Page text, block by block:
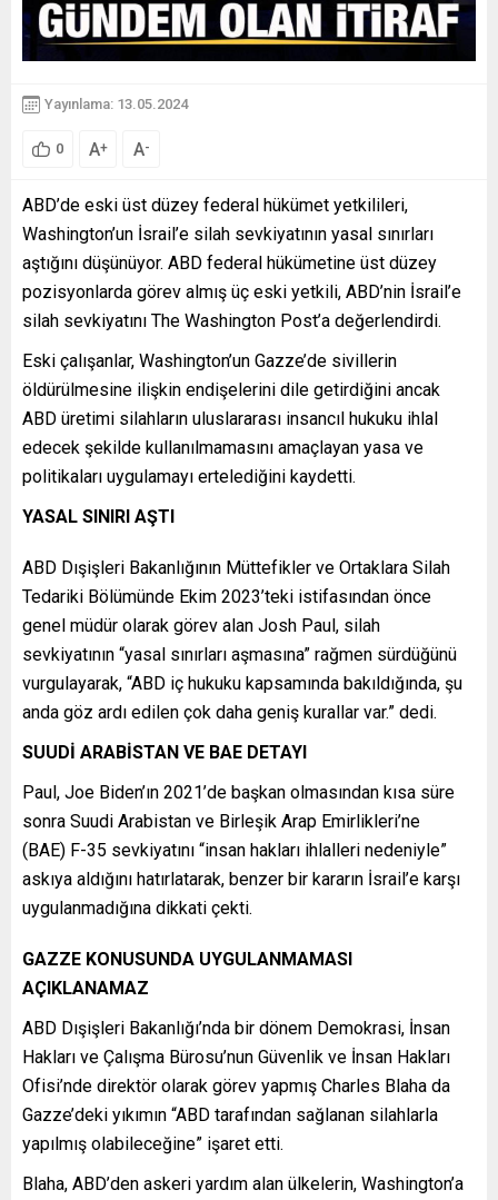
Yayınlama: 13.05.2024
0 A+ A-
ABD’de eski üst düzey federal hükümet yetkilileri,
Washington’un İsrail’e silah sevkiyatının yasal sınırları
aştığını düşünüyor. ABD federal hükümetine üst düzey
pozisyonlarda görev almış üç eski yetkili, ABD’nin İsrail’e
silah sevkiyatını The Washington Post’a değerlendirdi.
Eski çalışanlar, Washington’un Gazze’de sivillerin
öldürülmesine ilişkin endişelerini dile getirdiğini ancak
ABD üretimi silahların uluslararası insancıl hukuku ihlal
edecek şekilde kullanılmamasını amaçlayan yasa ve
politikaları uygulamayı ertelediğini kaydetti.
YASAL SINIRI AŞTI
ABD Dışişleri Bakanlığının Müttefikler ve Ortaklara Silah
Tedariki Bölümünde Ekim 2023’teki istifasından önce
genel müdür olarak görev alan Josh Paul, silah
sevkiyatının “yasal sınırları aşmasına” rağmen sürdüğünü
vurgulayarak, “ABD iç hukuku kapsamında bakıldığında, şu
anda göz ardı edilen çok daha geniş kurallar var.” dedi.
SUUDİ ARABİSTAN VE BAE DETAYI
Paul, Joe Biden’ın 2021’de başkan olmasından kısa süre
sonra Suudi Arabistan ve Birleşik Arap Emirlikleri’ne
(BAE) F-35 sevkiyatını “insan hakları ihlalleri nedeniyle”
askıya aldığını hatırlatarak, benzer bir kararın İsrail’e karşı
uygulanmadığına dikkati çekti.
GAZZE KONUSUNDA UYGULANMAMASI
AÇIKLANAMAZ
ABD Dışişleri Bakanlığı’nda bir dönem Demokrasi, İnsan
Hakları ve Çalışma Bürosu’nun Güvenlik ve İnsan Hakları
Ofisi’nde direktör olarak görev yapmış Charles Blaha da
Gazze’deki yıkımın “ABD tarafından sağlanan silahlarla
yapılmış olabileceğine” işaret etti.
Blaha, ABD’den askeri yardım alan ülkelerin, Washington’a